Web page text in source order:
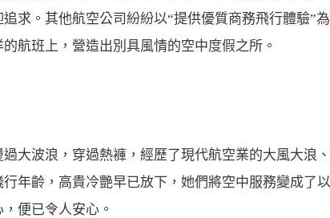
求。其他航空公司紛紛以“提供優質商務飛行體驗”
航班上，營造出別具風情的空中度假之所。
過大波浪，穿過熱褲，經歷了現代航空業的大風大浪
年齡，高貴冷艷早已放下，她們將空中服務變成了
便已令人安心。